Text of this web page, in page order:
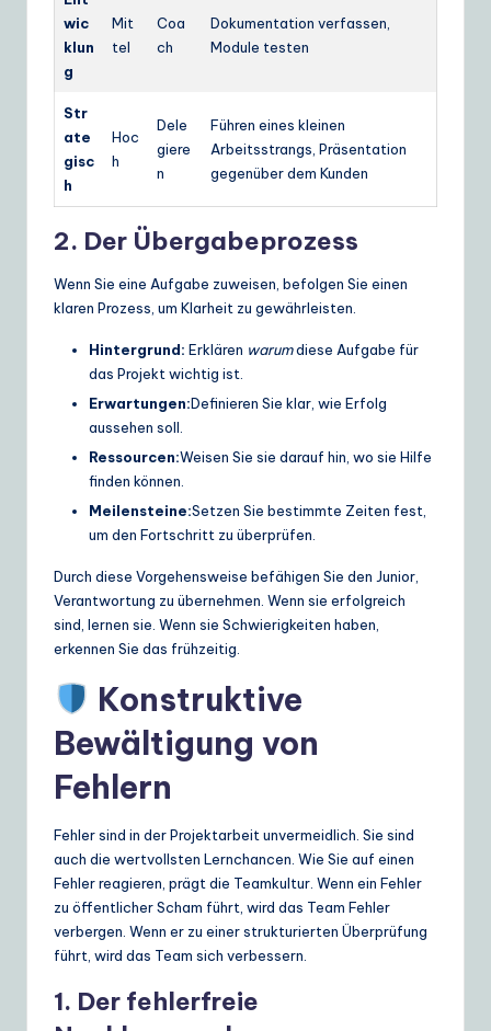
wic
klun
g
Mit
tel
Coa
ch
Dokumentation verfassen,
Module testen
Str
ate
gisc
h
Hoc
h
Dele
giere
n
Führen eines kleinen
Arbeitsstrangs, Präsentation
gegenüber dem Kunden
2. Der Übergabeprozess
Wenn Sie eine Aufgabe zuweisen, befolgen Sie einen
klaren Prozess, um Klarheit zu gewährleisten.
Hintergrund: Erklären warumdiese Aufgabe für
das Projekt wichtig ist.
Erwartungen:Definieren Sie klar, wie Erfolg
aussehen soll.
Ressourcen:Weisen Sie sie darauf hin, wo sie Hilfe
finden können.
Meilensteine:Setzen Sie bestimmte Zeiten fest,
um den Fortschritt zu überprüfen.
Durch diese Vorgehensweise befähigen Sie den Junior,
Verantwortung zu übernehmen. Wenn sie erfolgreich
sind, lernen sie. Wenn sie Schwierigkeiten haben,
erkennen Sie das frühzeitig.
Konstruktive
Bewältigung von
Fehlern
Fehler sind in der Projektarbeit unvermeidlich. Sie sind
auch die wertvollsten Lernchancen. Wie Sie auf einen
Fehler reagieren, prägt die Teamkultur. Wenn ein Fehler
zu öffentlicher Scham führt, wird das Team Fehler
verbergen. Wenn er zu einer strukturierten Überprüfung
führt, wird das Team sich verbessern.
1. Der fehlerfreie